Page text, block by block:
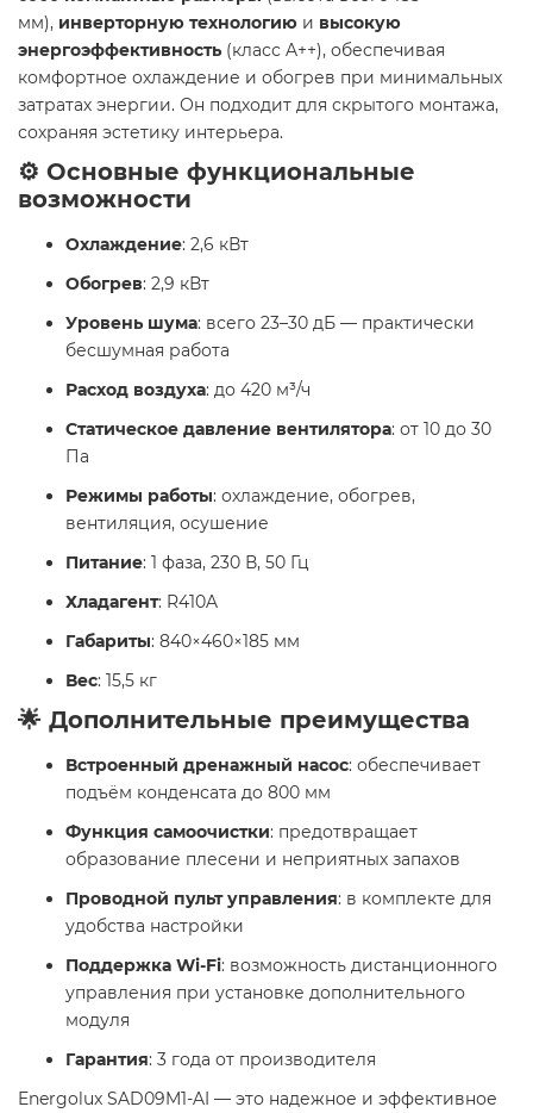
мм), инверторную технологию и высокую
энергоэффективность (класс A++), обеспечивая
комфортное охлаждение и обогрев при минимальных
затратах энергии. Он подходит для скрытого монтажа,
сохраняя эстетику интерьера.
⚙️ Основные функциональные
возможности
Охлаждение: 2,6 кВт
Обогрев: 2,9 кВт
Уровень шума: всего 23–30 дБ — практически
бесшумная работа
Расход воздуха: до 420 м³/ч
Статическое давление вентилятора: от 10 до 30
Па
Режимы работы: охлаждение, обогрев,
вентиляция, осушение
Питание: 1 фаза, 230 В, 50 Гц
Хладагент: R410A
Габариты: 840×460×185 мм
Вес: 15,5 кг
🌟 Дополнительные преимущества
Встроенный дренажный насос: обеспечивает
подъём конденсата до 800 мм
Функция самоочистки: предотвращает
образование плесени и неприятных запахов
Проводной пульт управления: в комплекте для
удобства настройки
Поддержка Wi-Fi: возможность дистанционного
управления при установке дополнительного
модуля
Гарантия: 3 года от производителя
Energolux SAD09M1-AI — это надежное и эффективное